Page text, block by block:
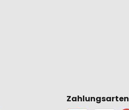
Zahlungsarten